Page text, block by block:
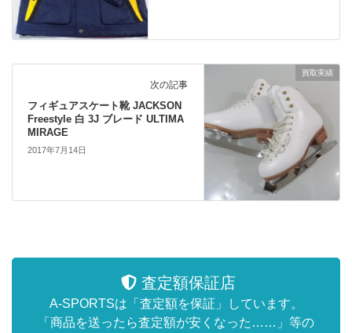
買取実績
次の記事
フィギュアスケート靴 JACKSON
Freestyle 白 3J ブレード ULTIMA
MIRAGE
2017年7月14日
査定額保証店
A-SPORTSは「査定額を保証」しています。
「商品を送ったら査定額が安くなった……」等の